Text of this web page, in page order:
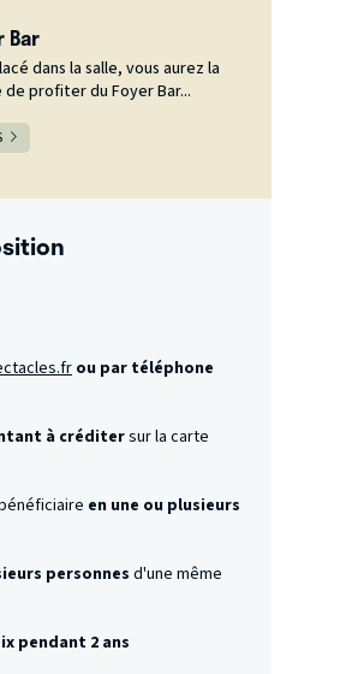
Bar
dans la salle, vous aurez la
profiter du Foyer Bar...
ou par téléphone
à créditersur la carte
en une ou plusieurs
personnes d'une même
pendant 2 ans